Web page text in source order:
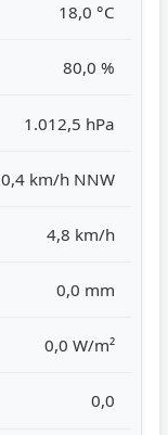
18,0 °C
80,0 %
1.012,5 hPa
0,4 km/h NNW
4,8 km/h
0,0 mm
0,0 W/m²
0,0